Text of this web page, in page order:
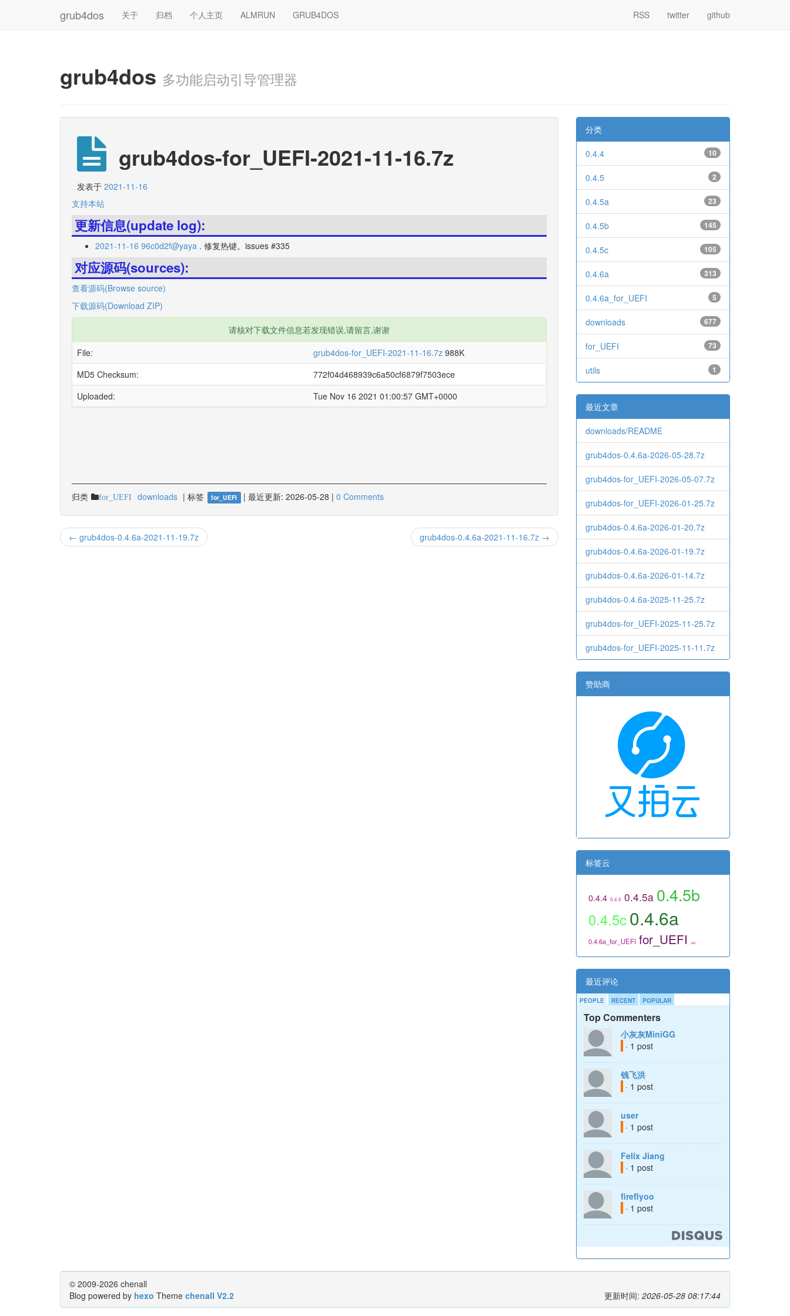
grub4dos 关于 归档 个人主页 ALMRUN GRUB4DOS RSS twitter github
grub4dos 多功能启动引导管理器
grub4dos-for_UEFI-2021-11-16.7z
发表于 2021-11-16
支持本站
更新信息(update log):
2021-11-16 96c0d2f@yaya . 修复热键。issues #335
对应源码(sources):
查看源码(Browse source)
下载源码(Download ZIP)
请核对下载文件信息若发现错误,请留言,谢谢
File:
grub4dos-for_UEFI-2021-11-16.7z 988K
MD5 Checksum:
772f04d468939c6a50cf6879f7503ece
Uploaded:
Tue Nov 16 2021 01:00:57 GMT+0000
归类 for_UEFI downloads | 标签 for_UEFI | 最近更新: 2026-05-28 | 0 Comments
← grub4dos-0.4.6a-2021-11-19.7z grub4dos-0.4.6a-2021-11-16.7z →
分类
10
0.4.4
2
0.4.5
23
0.4.5a
145
0.4.5b
105
0.4.5c
313
0.4.6a
5
0.4.6a_for_UEFI
677
downloads
73
for_UEFI
1
utils
最近文章
downloads/README
grub4dos-0.4.6a-2026-05-28.7z
grub4dos-for_UEFI-2026-05-07.7z
grub4dos-for_UEFI-2026-01-25.7z
grub4dos-0.4.6a-2026-01-20.7z
grub4dos-0.4.6a-2026-01-19.7z
grub4dos-0.4.6a-2026-01-14.7z
grub4dos-0.4.6a-2025-11-25.7z
grub4dos-for_UEFI-2025-11-25.7z
grub4dos-for_UEFI-2025-11-11.7z
赞助商
标签云
0.4.4 0.4.5 0.4.5a 0.4.5b
0.4.5c0.4.6a
0.4.6a_for_UEFI for_UEFI utils
最近评论
PEOPLE RECENT POPULAR
Top Commenters
小灰灰MiniGG
· 1 post
钱飞洪
· 1 post
user
· 1 post
Felix Jiang
· 1 post
fireflyoo
· 1 post
© 2009-2026 chenall
Blog powered by hexo Theme chenall V2.2 更新时间: 2026-05-28 08:17:44